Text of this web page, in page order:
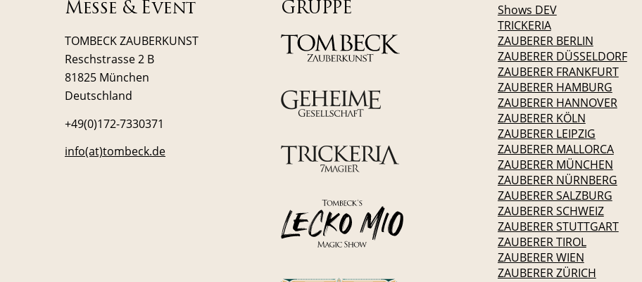
Messe & Event
TOMBECK ZAUBERKUNST
Reschstrasse 2 B
81825 München
Deutschland
+49(0)172-7330371
info(at)tombeck.de
GRUPPE
Shows DEV
TRICKERIA
ZAUBERER BERLIN
ZAUBERER DÜSSELDORF
ZAUBERER FRANKFURT
ZAUBERER HAMBURG
ZAUBERER HANNOVER
ZAUBERER KÖLN
ZAUBERER LEIPZIG
ZAUBERER MALLORCA
ZAUBERER MÜNCHEN
ZAUBERER NÜRNBERG
ZAUBERER SALZBURG
ZAUBERER SCHWEIZ
ZAUBERER STUTTGART
ZAUBERER TIROL
ZAUBERER WIEN
ZAUBERER ZÜRICH